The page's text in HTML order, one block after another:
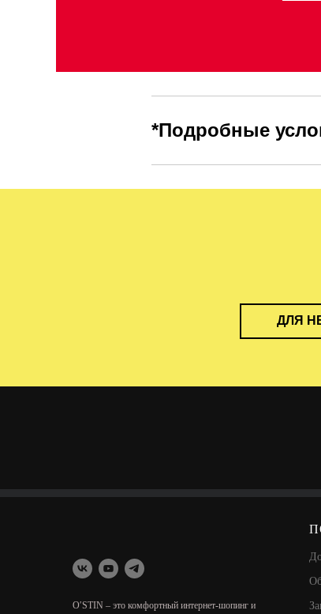
*Подробные
ДЛЯ
O′STIN – это комфортный интернет-шопинг и